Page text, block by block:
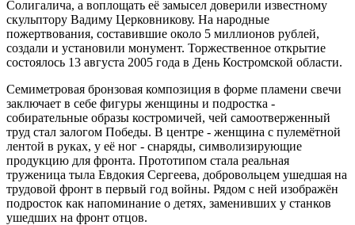
Солигалича, а воплощать её замысел доверили известному
скульптору Вадиму Церковникову. На народные
пожертвования, составившие около 5 миллионов рублей,
создали и установили монумент. Торжественное открытие
состоялось 13 августа 2005 года в День Костромской области.
Семиметровая бронзовая композиция в форме пламени свечи
заключает в себе фигуры женщины и подростка -
собирательные образы костромичей, чей самоотверженный
труд стал залогом Победы. В центре - женщина с пулемётной
лентой в руках, у её ног - снаряды, символизирующие
продукцию для фронта. Прототипом стала реальная
труженица тыла Евдокия Сергеева, добровольцем ушедшая на
трудовой фронт в первый год войны. Рядом с ней изображён
подросток как напоминание о детях, заменивших у станков
ушедших на фронт отцов.